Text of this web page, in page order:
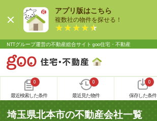
アプリ版はこちら
複数社の物件を探せる！
NTTグループ運営の不動産総合サイト goo住宅・不動産
0
最近検索した条件
0
最近見た物件
0
保存した条件
埼玉県北本市の不動産会社一覧